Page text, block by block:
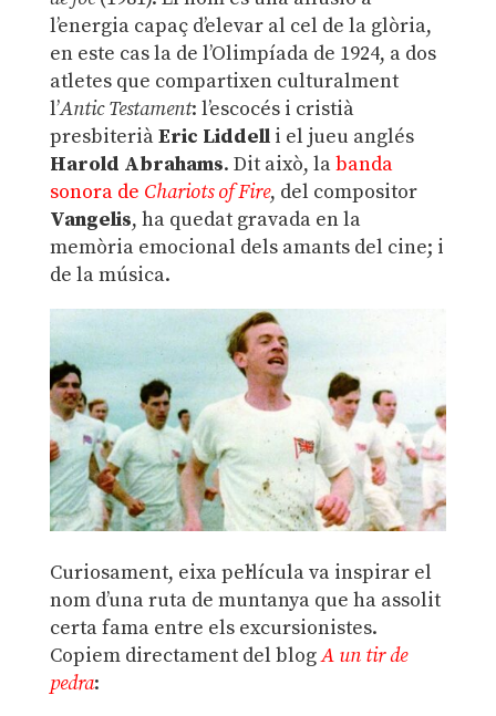
l’energia capaç d’elevar al cel de la glòria,
en este cas la de l’Olimpíada de 1924, a dos
atletes que compartixen culturalment
l’Antic Testament: l’escocés i cristià
presbiteriàEric Liddelli el jueu anglés
Harold Abrahams. Dit això, labanda
sonora de Chariots of Fire, del compositor
Vangelis, ha quedat gravada en la
memòria emocional dels amants del cine; i
de la música.
Curiosament, eixa pel·lícula va inspirar el
nom d’una ruta de muntanya que ha assolit
certa fama entre els excursionistes.
Copiem directament del blogA un tir de
pedra: